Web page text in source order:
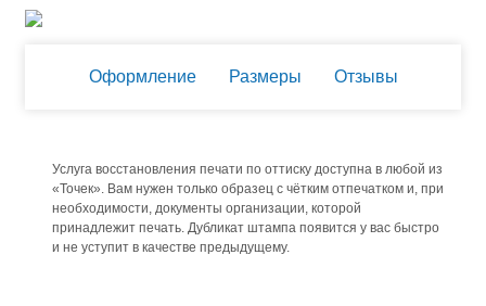
Оформление Размеры Отзывы
Услуга восстановления печати по оттиску доступна в любой из
«Точек». Вам нужен только образец с чётким отпечатком и, при
необходимости, документы организации, которой
принадлежит печать. Дубликат штампа появится у вас быстро
и не уступит в качестве предыдущему.